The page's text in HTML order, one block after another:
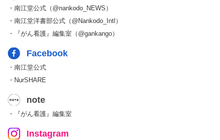
・南江堂公式（@nankodo_NEWS）
・南江堂洋書部公式（@Nankodo_Intl）
・『がん看護』編集室（@gankango）
Facebook
・南江堂公式
・NurSHARE
note
・『がん看護』編集室
Instagram